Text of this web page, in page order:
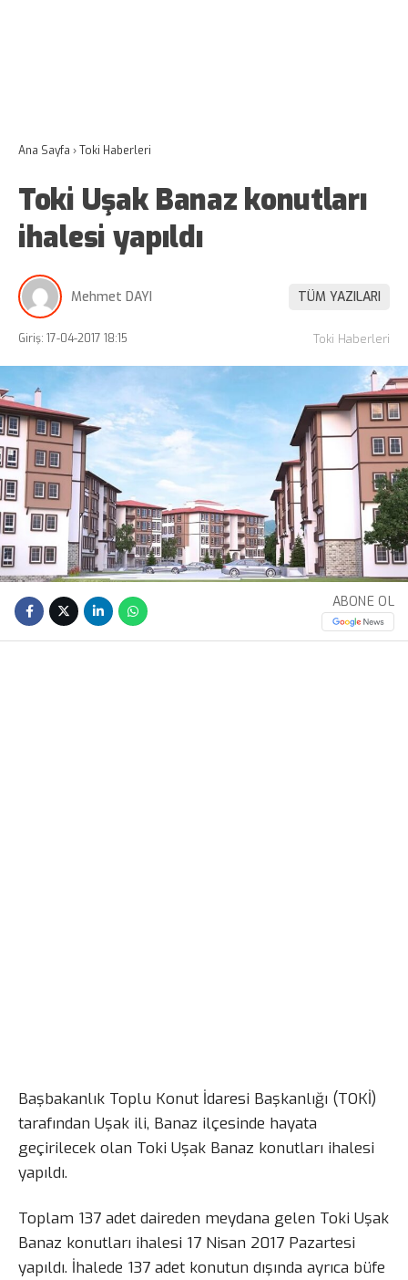
Ana Sayfa ›Toki Haberleri
Toki Uşak Banaz konutları
ihalesi yapıldı
Mehmet DAYI TÜM YAZILARI
Giriş: 17-04-2017 18:15 Toki Haberleri
ABONE OL
Başbakanlık Toplu Konut İdaresi Başkanlığı (TOKİ)
tarafından Uşak ili, Banaz ilçesinde hayata
geçirilecek olan Toki Uşak Banaz konutları ihalesi
yapıldı.
Toplam 137 adet daireden meydana gelen Toki Uşak
Banaz konutları ihalesi 17 Nisan 2017 Pazartesi
yapıldı. İhalede 137 adet konutun dışında ayrıca büfe